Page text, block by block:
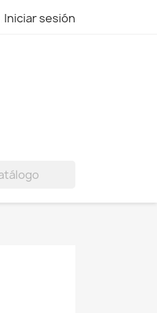
Iniciar sesión